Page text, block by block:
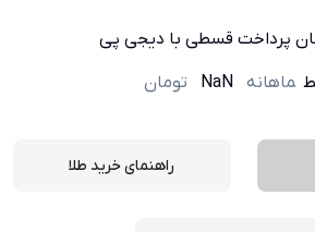
پرداخت قسطی با دیجی پی
ماهانه NaN تومان
راهنمای خرید طلا